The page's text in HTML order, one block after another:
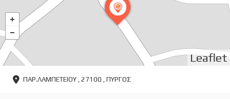
Leaflet
ΠΑΡ.ΛΑΜΠΕΤΕΙΟΥ , 27100 , ΠΥΡΓΟΣ